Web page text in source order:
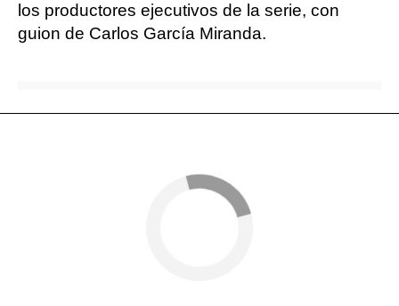
los productores ejecutivos de la serie, con
guion de Carlos García Miranda.